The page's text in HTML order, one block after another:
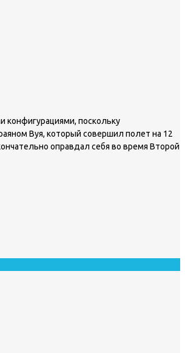
конфигурациями, поскольку
Вуя, который совершил полет на 12
оправдал себя во время Второй